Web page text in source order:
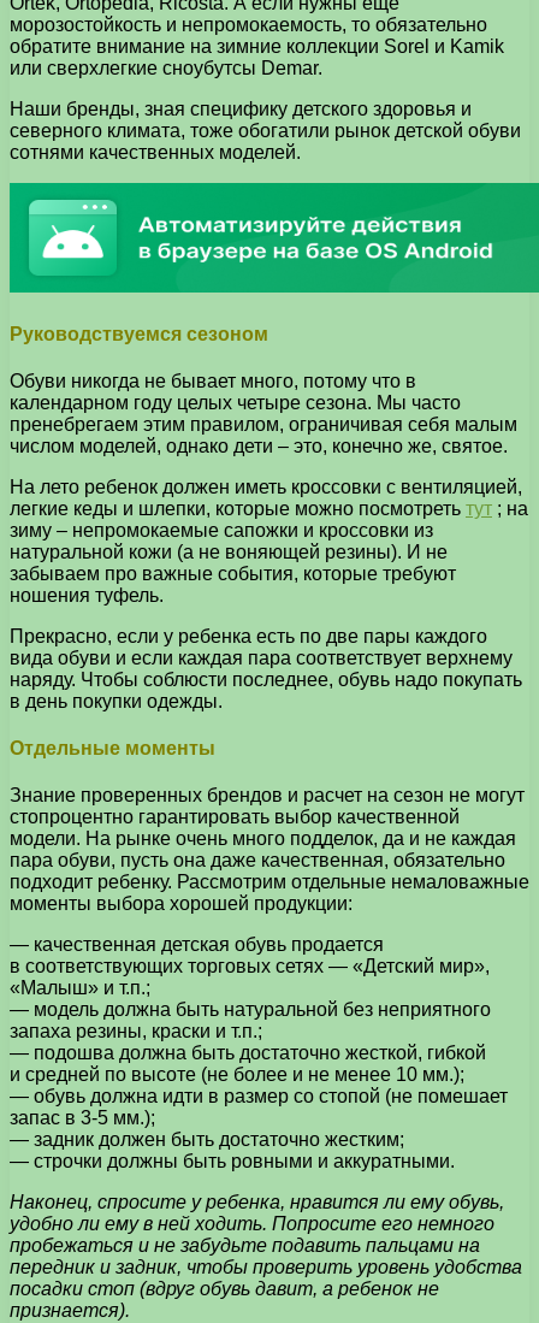
морозостойкость и непромокаемость, то обязательно
обратите внимание на зимние коллекции Sorel и Kamik
или сверхлегкие сноубутсы Demar.
Наши бренды, зная специфику детского здоровья и
северного климата, тоже обогатили рынок детской обуви
сотнями качественных моделей.
Руководствуемся сезоном
Обуви никогда не бывает много, потому что в
календарном году целых четыре сезона. Мы часто
пренебрегаем этим правилом, ограничивая себя малым
числом моделей, однако дети – это, конечно же, святое.
На лето ребенок должен иметь кроссовки с вентиляцией,
легкие кеды и шлепки, которые можно посмотреть тут ; на
зиму – непромокаемые сапожки и кроссовки из
натуральной кожи (а не воняющей резины). И не
забываем про важные события, которые требуют
ношения туфель.
Прекрасно, если у ребенка есть по две пары каждого
вида обуви и если каждая пара соответствует верхнему
наряду. Чтобы соблюсти последнее, обувь надо покупать
в день покупки одежды.
Отдельные моменты
Знание проверенных брендов и расчет на сезон не могут
стопроцентно гарантировать выбор качественной
модели. На рынке очень много подделок, да и не каждая
пара обуви, пусть она даже качественная, обязательно
подходит ребенку. Рассмотрим отдельные немаловажные
моменты выбора хорошей продукции:
— качественная детская обувь продается
в соответствующих торговых сетях — «Детский мир»,
«Малыш» и т.п.;
— модель должна быть натуральной без неприятного
запаха резины, краски и т.п.;
— подошва должна быть достаточно жесткой, гибкой
и средней по высоте (не более и не менее 10 мм.);
— обувь должна идти в размер со стопой (не помешает
запас в 3-5 мм.);
— задник должен быть достаточно жестким;
— строчки должны быть ровными и аккуратными.
Наконец, спросите у ребенка, нравится ли ему обувь,
удобно ли ему в ней ходить. Попросите его немного
пробежаться и не забудьте подавить пальцами на
передник и задник, чтобы проверить уровень удобства
посадки стоп (вдруг обувь давит, а ребенок не
признается).